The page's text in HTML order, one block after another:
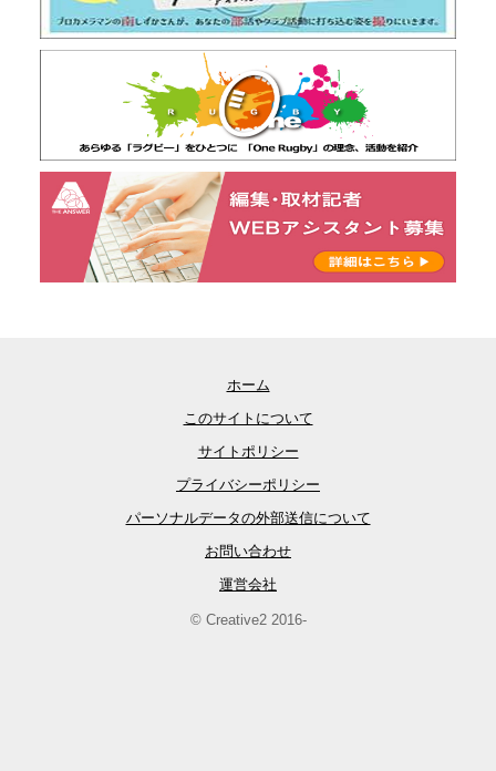
ホーム
このサイトについて
サイトポリシー
プライバシーポリシー
パーソナルデータの外部送信について
お問い合わせ
運営会社
© Creative2 2016-